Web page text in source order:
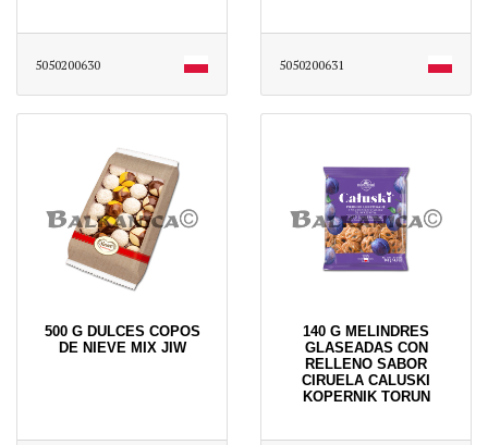
5050200630 5050200631
500 G DULCES COPOS
DE NIEVE MIX JIW
140 G MELINDRES
GLASEADAS CON
RELLENO SABOR
CIRUELA CALUSKI
KOPERNIK TORUN